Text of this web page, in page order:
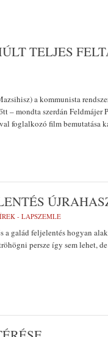
TELJES
a kommunista
– mondta szerdán Feldmájer
foglalkozó film bemutatása
- LAPSZEMLE
galád feljelentés hogyan
persze így sem lehet,